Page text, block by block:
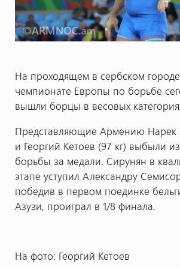
На проходящем в сербском
чемпионате Европы по борьбе
вышли борцы в весовых
Представляющие Армению Нарек
и Георгий Кетоев (97 кг) выбыли
борьбы за медали. Сирунян в
этапе уступил Александру
победив в первом поединке
Азузи, проиграл в 1/8 финала.
На фото: Георгий Кетоев